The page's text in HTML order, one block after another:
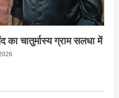
का चातुर्मास्य ग्राम सलधा में
2026
लाइफ स्टाइल
में दूषित पानी पीने से 100 से ज्यादा